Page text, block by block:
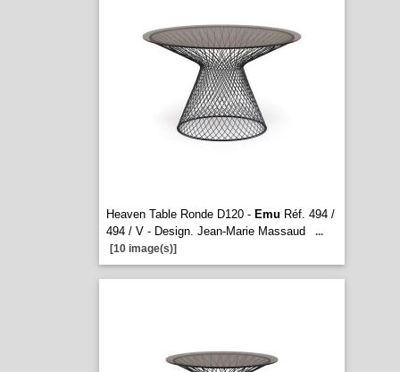
Heaven Table Ronde D120 - Emu Réf. 494 /
494 / V - Design. Jean-Marie Massaud
...
[10 image(s)]